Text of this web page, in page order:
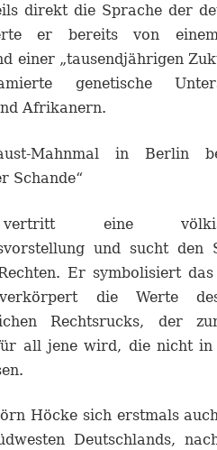
direkt die Sprache der
er bereits von einem
einer „tausendjährigen
genetische
Afrikanern.
Mahnmal in Berlin
Schande“
eine völkisch-
und sucht den
Er symbolisiert
die Werte des
Rechtsrucks, der
all jene wird, die nicht in
Höcke sich erstmals
Deutschlands,